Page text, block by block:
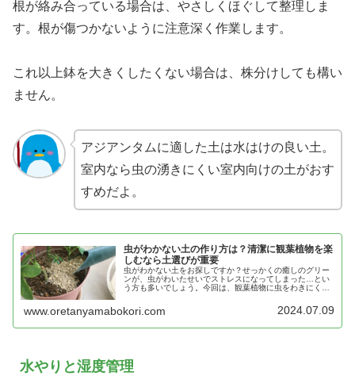
根が絡み合っている場合は、やさしくほぐして整理しま
す。根が傷つかないように注意深く作業します。
これ以上鉢を大きくしたくない場合は、株分けしても構い
ません。
アジアンタムに適した土は水はけの良い土。
室内なら虫の湧きにくい室内向けの土がおす
すめだよ。
虫がわかない土の作り方は？清潔に観葉植物を楽
しむなら土選びが重要
虫がわかない土をお探しですか？せっかくの癒しのグリー
ンが、虫がわいたせいでストレスになってしまった…とい
う方も多いでしょう。今回は、観葉植物に虫をわきにくく
すすめの土をご紹介します。
www.oretanyamabokori.com 2024.07.09
水やりと湿度管理